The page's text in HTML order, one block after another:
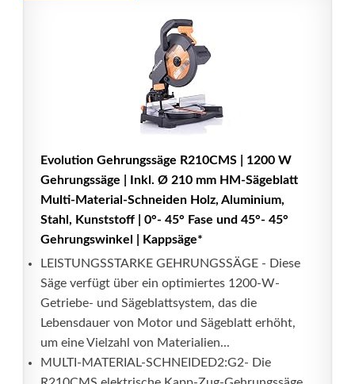
Evolution Gehrungssäge R210CMS | 1200 W
Gehrungssäge | Inkl. Ø 210 mm HM-Sägeblatt
Multi-Material-Schneiden Holz, Aluminium,
Stahl, Kunststoff | 0°- 45° Fase und 45°- 45°
Gehrungswinkel | Kappsäge*
LEISTUNGSSTARKE GEHRUNGSSÄGE - Diese
Säge verfügt über ein optimiertes 1200-W-
Getriebe- und Sägeblattsystem, das die
Lebensdauer von Motor und Sägeblatt erhöht,
um eine Vielzahl von Materialien...
MULTI-MATERIAL-SCHNEIDED2:G2- Die